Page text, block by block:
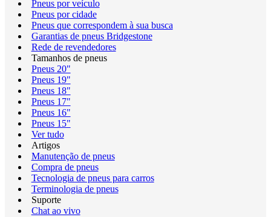
Pneus por veículo
Pneus por cidade
Pneus que correspondem à sua busca
Garantias de pneus Bridgestone
Rede de revendedores
Tamanhos de pneus
Pneus 20"
Pneus 19"
Pneus 18"
Pneus 17"
Pneus 16"
Pneus 15"
Ver tudo
Artigos
Manutenção de pneus
Compra de pneus
Tecnologia de pneus para carros
Terminologia de pneus
Suporte
Chat ao vivo